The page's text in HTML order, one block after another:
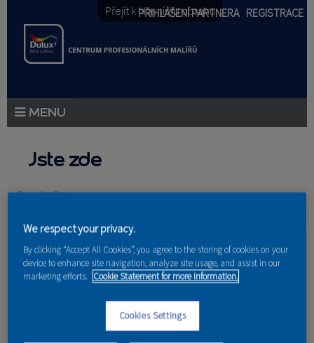
Přejít k hlavnímu obsahu
PŘIHLÁŠENÍ PARTNERA REGISTRACE
AKCE A NOVINKY
AKADEMIE
Jste zde
Domů»Partneri
Nakupují u nás
STERIDEX PLUS S.R.O
We respect your privacy.
By clicking “Accept All Cookies”, you agree to the storing of cookies on your
device to enhance site navigation, analyze site usage, and assist in our
marketing efforts. Cookie Statement for more information.
Cookies Settings